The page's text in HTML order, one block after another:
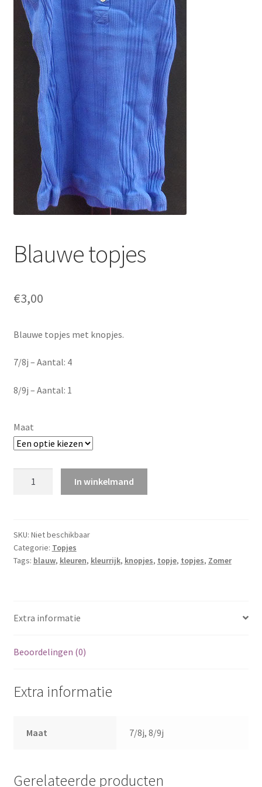
Blauwe topjes
€3,00
Blauwe topjes met knopjes.
7/8j – Aantal: 4
8/9j – Aantal: 1
Maat
In winkelmand
SKU: Niet beschikbaar
Categorie: Topjes
Tags: blauw, kleuren, kleurrijk, knopjes, topje, topjes, Zomer
Extra informatie
Beoordelingen (0)
Extra informatie
Maat 7/8j, 8/9j
Gerelateerde producten